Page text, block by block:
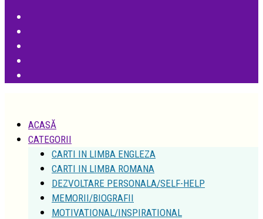
ACASĂ
CATEGORII
CARTI IN LIMBA ENGLEZA
CARTI IN LIMBA ROMANA
DEZVOLTARE PERSONALA/SELF-HELP
MEMORII/BIOGRAFII
MOTIVATIONAL/INSPIRATIONAL